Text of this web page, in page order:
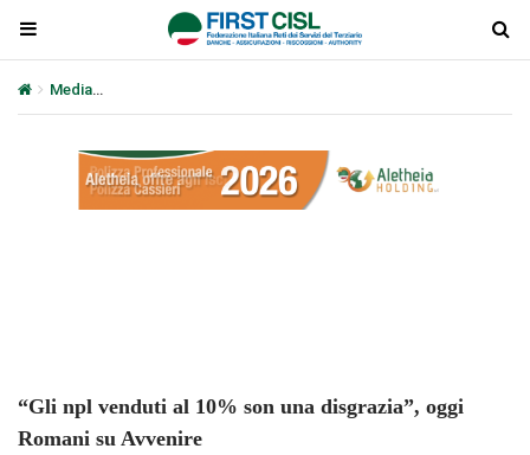
Media
“Gli npl venduti al 10% son una disgrazia”, oggi
Romani su Avvenire